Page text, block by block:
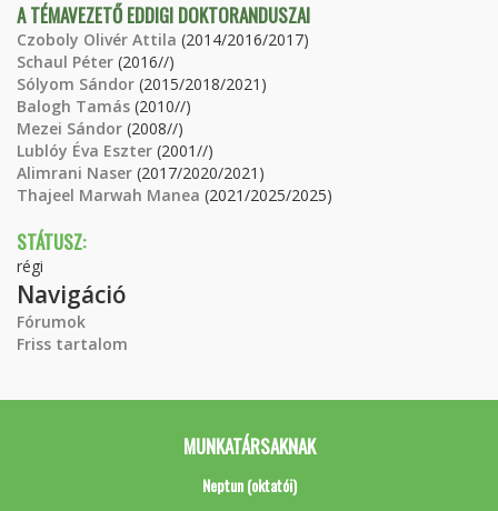
A TÉMAVEZETŐ EDDIGI DOKTORANDUSZAI
Czoboly Olivér Attila (2014/2016/2017)
Schaul Péter (2016//)
Sólyom Sándor (2015/2018/2021)
Balogh Tamás (2010//)
Mezei Sándor (2008//)
Lublóy Éva Eszter (2001//)
Alimrani Naser (2017/2020/2021)
Thajeel Marwah Manea (2021/2025/2025)
STÁTUSZ:
régi
Navigáció
Fórumok
Friss tartalom
MUNKATÁRSAKNAK
Neptun (oktatói)